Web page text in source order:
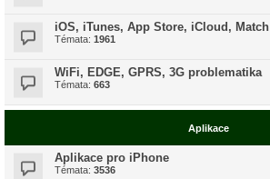
iOS, iTunes, App Store, iCloud, Match
Témata: 1961
WiFi, EDGE, GPRS, 3G problematika
Témata: 663
Aplikace
Aplikace pro iPhone
Témata: 3536